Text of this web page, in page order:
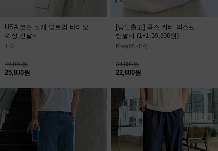
USA 코튼 절개 옆트임 바이오
워싱 긴팔티
1~3
46,800원
25,800원
[당일출고] 콕스 커버 박스핏
반팔티 (1+1 39,800원)
Free(95~110)
34,800원
22,800원